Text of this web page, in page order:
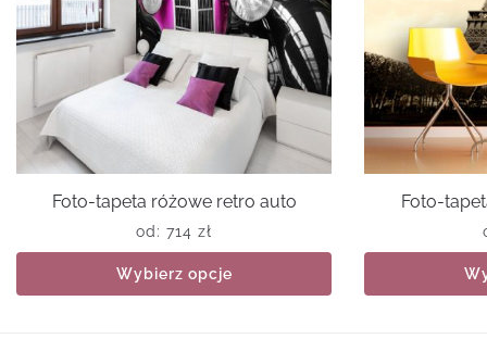
Foto-tapeta różowe retro auto
od: 714 zł
Wybierz opcje
Foto-